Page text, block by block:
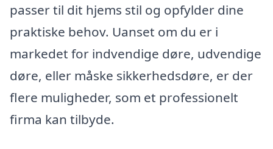
passer til dit hjems stil og opfylder dine
praktiske behov. Uanset om du er i
markedet for indvendige døre, udvendige
døre, eller måske sikkerhedsdøre, er der
flere muligheder, som et professionelt
firma kan tilbyde.